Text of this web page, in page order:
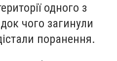
одного з
чого загинули
поранення.